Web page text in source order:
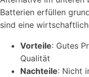
Batterien erfüllen
sind eine
Vorteile: Gutes
Qualität
Nachteile: Nicht